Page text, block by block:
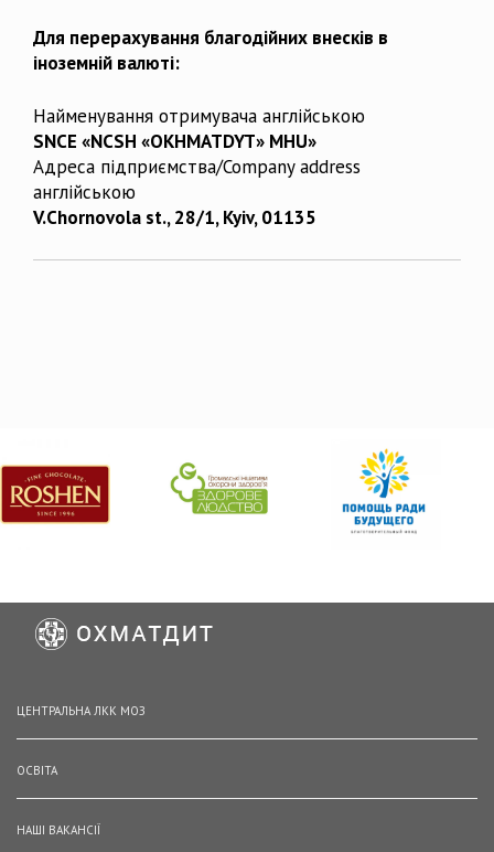
Для перерахування благодійних внесків в
іноземній валюті:
Найменування отримувача англійською
SNCE «NCSH «OKHMATDYT» MHU»
Адреса підприємства/Company address
англійською
V.Chornovola st., 28/1, Kyiv, 01135
ЦЕНТРАЛЬНА ЛКК МОЗ
ОСВІТА
НАШІ ВАКАНСІЇ